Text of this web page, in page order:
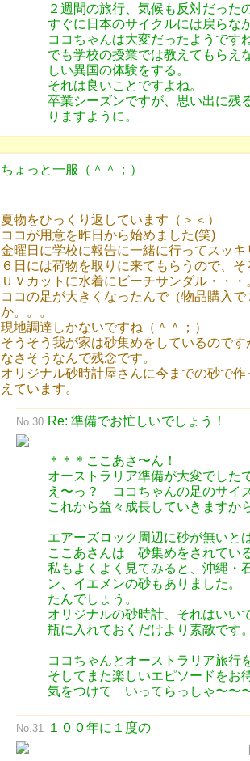
２週間の旅行、気候も反対だっ
すぐに日本のサイクルには戻らな
ココちゃんは大変だったようですね
でも学校の授業では教えてもらえ
しい異国の体験をする。
それは良いことですよね。
卒業シーズンですが、思い出に残
りますように。
ちょっと一服（＾＾；）
夏物をひっくり返しています（＞＜）
ココが用意を昨日から始めました(笑)
金曜日に学校に報告に一緒に行ってスッキ
６日には荷物を取りに来てもらうので、そ
ＵＶカットに水着にビーチサンダル・・・
ココの足が大きくなったんで（物品購入
か。。。
現地調達しかないですね（＾＾；）
そうそう我が家は砂集めをしているので
なさそうなんで残念です。
オリジナル砂時計屋さんに今までの砂で
えています。
No.30 Re: 準備でお忙しいでしょう！
＊＊＊ここあさ〜ん！
オーストラリア準備が大変でした
え〜っ？ ココちゃんの足のサイ
これから益々成長していきますか
エアーズロック周辺に砂が無いと
ここあさんは 砂集めをされてい
私もよくよく見てみると、沖縄・
ン、イエメンの砂もありました
たんでしょう。
オリジナルの砂時計、それはいい
瓶に入れておくだけより素敵です。
ココちゃんとオーストラリア旅行
そしてまた楽しいエピソードをお
気をつけて いってらっしゃ〜〜
No.31 １００年に１度の